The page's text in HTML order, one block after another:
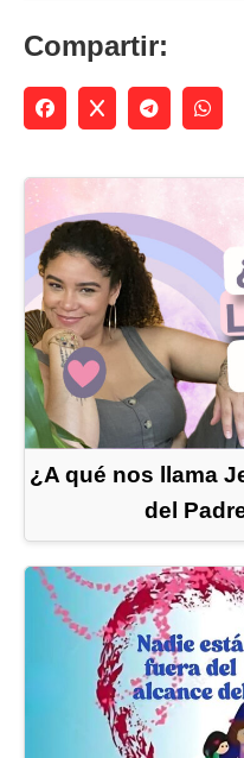
Compartir:
¿A qué nos llama
del